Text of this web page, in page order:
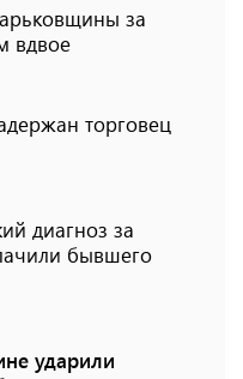
за
вдвое
торговец
диагноз за
бывшего
ударили